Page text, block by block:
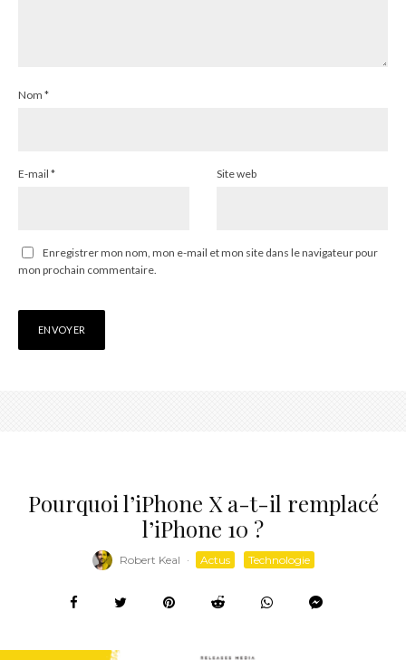
Nom *
E-mail * Site web
Enregistrer mon nom, mon e-mail et mon site dans le navigateur pour
mon prochain commentaire.
Pourquoi l’iPhone X a-t-il remplacé
l’iPhone 10 ?
Robert Keal · Actus Technologie